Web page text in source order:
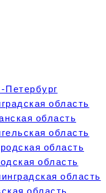
Петербург
область
область
область
область
область
область
область